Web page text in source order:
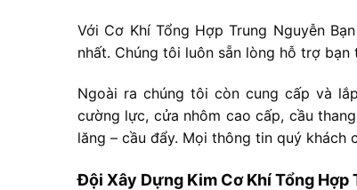
Với Cơ Khí Tổng Hợp Trung Nguyễn
nhất. Chúng tôi luôn sẵn lòng hỗ trợ
Ngoài ra chúng tôi còn cung cấp và
cường lực, cửa nhôm cao cấp, cầu
lăng – cầu đẩy. Mọi thông tin quý khách
Đội Xây Dựng Kim Cơ Khí Tổng Hợp